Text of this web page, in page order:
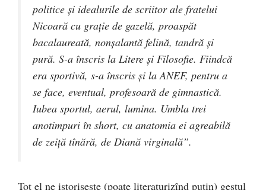
politice şi idealurile de scriitor ale fratelui
Nicoară cu graţie de gazelă, proaspăt
bacalaureată, nonşalantă felină, tandră şi
pură. S-a înscris la Litere şi Filosofie. Fiindcă
era sportivă, s-a înscris şi la ANEF, pentru a
se face, eventual, profesoară de gimnastică.
Iubea sportul, aerul, lumina. Umbla trei
anotimpuri în short, cu anatomia ei agreabilă
de zeiţă tînără, de Diană virginală”.
Tot el ne istoriseşte (poate literaturizînd puţin) gestul